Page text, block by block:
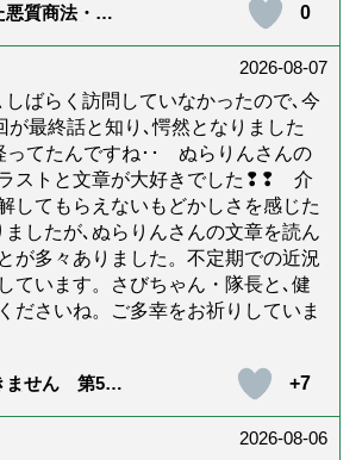
悪質商法・訪
策「騙されや
【社会福祉
0
2026-08-07
しばらく訪問していなかったので､今
が最終話と知り､愕然となりました
てたんですね･･ ぬらりんさんの
ストと文章が大好きでした❢❢ 介
してもらえないもどかしさを感じた
ましたが､ぬらりんさんの文章を読ん
が多々ありました。不定期での近況
ています。さびちゃん・隊長と､健
ださいね。ご多幸をお祈りしていま
ません 第500
+7
2026-08-06